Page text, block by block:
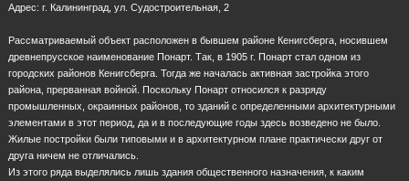
Адрес: г. Калининград, ул. Судостроительная, 2
Рассматриваемый объект расположен в бывшем районе Кенигсберга, носившем
древнепрусское наименование Понарт. Так, в 1905 г. Понарт стал одном из
городских районов Кенигсберга. Тогда же началась активная застройка этого
района, прерванная войной. Поскольку Понарт относился к разряду
промышленных, окраинных районов, то зданий с определенными архитектурными
элементами в этот период, да и в последующие годы здесь возведено не было.
Жилые постройки были типовыми и в архитектурном плане практически друг от
друга ничем не отличались.
Из этого ряда выделялись лишь здания общественного назначения, к каким